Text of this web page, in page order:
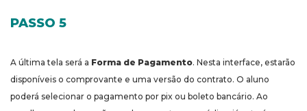
PASSO 5
A última tela será a Forma de Pagamento. Nesta interface, estarão
disponíveis o comprovante e uma versão do contrato. O aluno
poderá selecionar o pagamento por pix ou boleto bancário. Ao